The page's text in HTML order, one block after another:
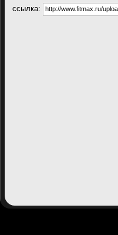
cсылка: